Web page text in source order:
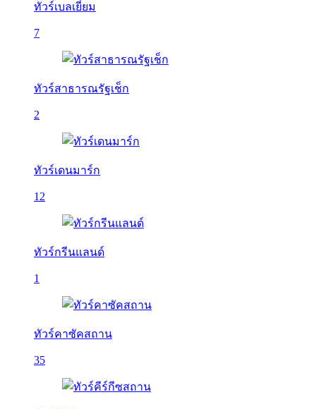
ทัวร์เบลเยี่ยม
7
ทัวร์สาธารณรัฐเช็ก
2
ทัวร์เดนมาร์ก
12
ทัวร์กรีนแลนด์
1
ทัวร์คาซัคสถาน
35